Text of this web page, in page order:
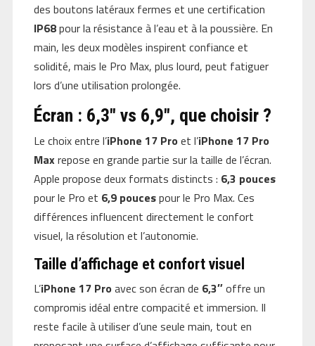
des boutons latéraux fermes et une certification
IP68pour la résistance à l’eau et à la poussière. En
main, les deux modèles inspirent confiance et
solidité, mais le Pro Max, plus lourd, peut fatiguer
lors d’une utilisation prolongée.
Écran : 6,3″ vs 6,9″, que choisir ?
Le choix entre l’iPhone 17 Pro et l’iPhone 17 Pro
Maxrepose en grande partie sur la taille de l’écran.
Apple propose deux formats distincts : 6,3 pouces
pour le Pro et 6,9 poucespour le Pro Max. Ces
différences influencent directement le confort
visuel, la résolution et l’autonomie.
Taille d’affichage et confort visuel
L’iPhone 17 Pro avec son écran de 6,3″offre un
compromis idéal entre compacité et immersion. Il
reste facile à utiliser d’une seule main, tout en